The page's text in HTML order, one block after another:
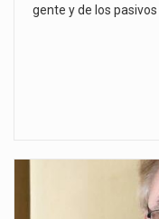
gente y de los